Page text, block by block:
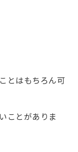
とはもちろん可
ことがありま